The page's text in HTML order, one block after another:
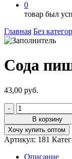
0
товар был
Главная Без
Сода
43,00 руб.
Количество
товара
Сода
пищевая
500г*24
В корзину
Хочу купить оптом
Артикул: 181
Описание